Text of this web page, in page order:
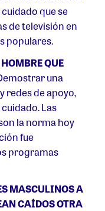
que se
de televisión en
populares.
QUE
una
redes de apoyo,
Las
la norma hoy
fue
programas
MASCULINOS A
CAÍDOS OTRA